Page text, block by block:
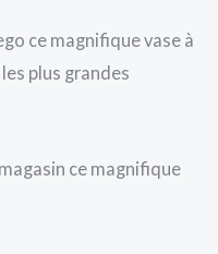
ce magnifique vase à
plus grandes
ce magnifique